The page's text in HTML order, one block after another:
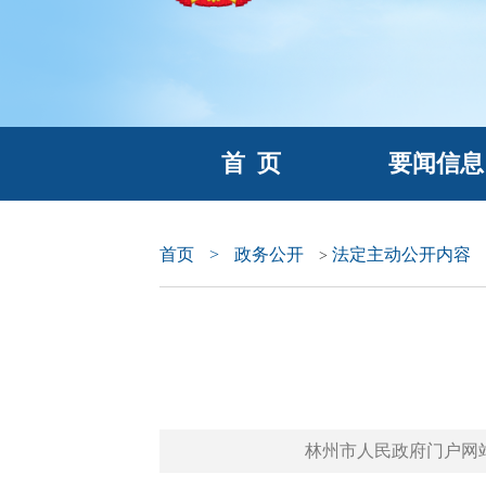
首 页 要闻信息
首页 > 政务公开 > 法定主动公开内容
林州市人民政府门户网